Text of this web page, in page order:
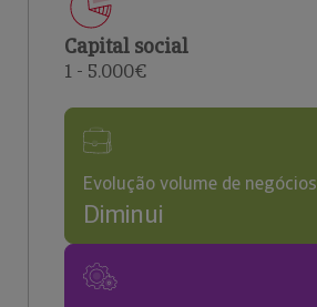
Capital social
1 - 5.000€
Evolução volume de negócios
Diminui